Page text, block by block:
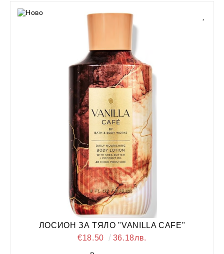
ЛОСИОН ЗА ТЯЛО "VANILLA CAFE"
€18.50
36.18лв.